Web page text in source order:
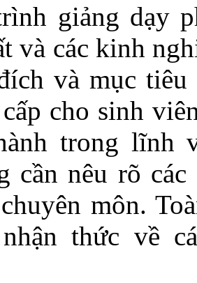
giảng dạy
và các kinh
và mục
cho sinh
trong lĩnh
cần nêu rõ
môn.
thức về